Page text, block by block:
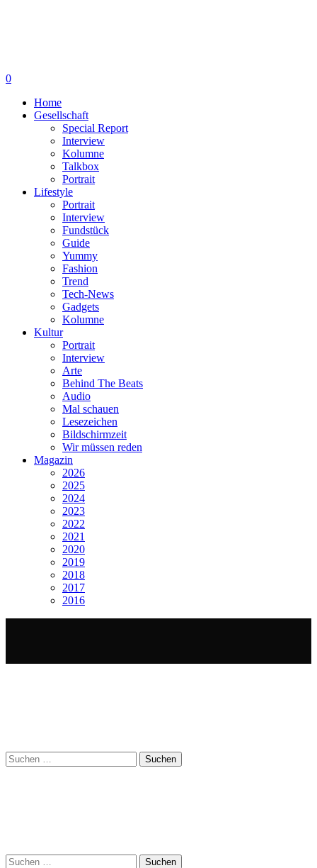
0
Home
Gesellschaft
Special Report
Interview
Kolumne
Talkbox
Portrait
Lifestyle
Portrait
Interview
Fundstück
Guide
Yummy
Fashion
Trend
Tech-News
Gadgets
Kolumne
Kultur
Portrait
Interview
Arte
Behind The Beats
Audio
Mal schauen
Lesezeichen
Bildschirmzeit
Wir müssen reden
Magazin
2026
2025
2024
2023
2022
2021
2020
2019
2018
2017
2016
Suchen
nach:
Suchen